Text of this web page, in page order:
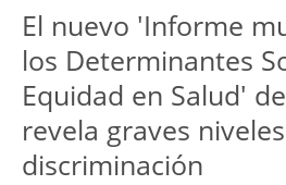
El nuevo 'Informe
los Determinantes
Equidad en Salud'
revela graves
discriminación